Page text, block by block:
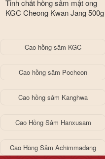
- Người bệnh đang trong
- Người làm việc trong môi
hươu nước ấm trước khi uống
- Để việc sử dụng đạt hiệu
Tinh chất hồng sâm mật ong
KGC Cheong Kwan Jang 500g
Cao hồng sâm KGC
Cao hồng sâm Pocheon
Cao hồng sâm Kanghwa
Cao Hồng Sâm Hanxusam
Cao Hồng Sâm Achimmadang